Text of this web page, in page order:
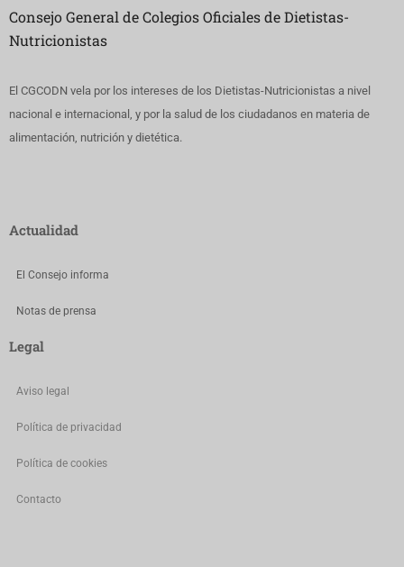
Consejo General de Colegios Oficiales de Dietistas-
Nutricionistas
El CGCODN vela por los intereses de los Dietistas-Nutricionistas a nivel
nacional e internacional, y por la salud de los ciudadanos en materia de
alimentación, nutrición y dietética.
Actualidad
El Consejo informa
Notas de prensa
Legal
Aviso legal
Política de privacidad
Política de cookies
Contacto